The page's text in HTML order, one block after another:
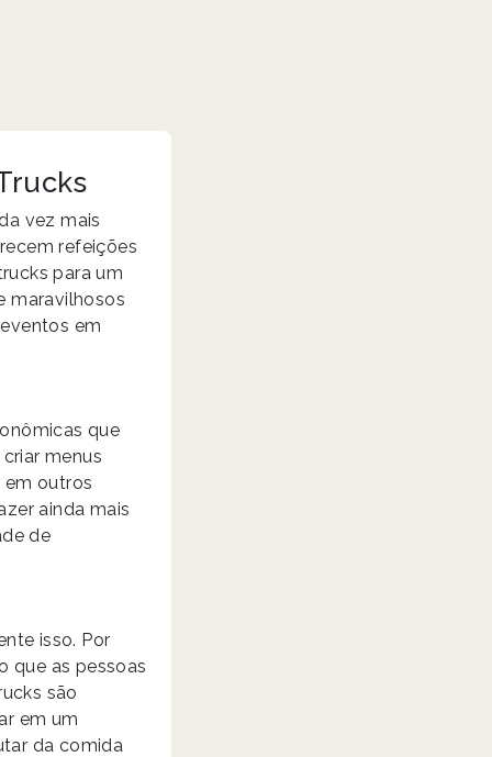
vez mais
refeições
para um
maravilhosos
em
que
menus
em outros
ainda mais
de
isso. Por
que as pessoas
são
em um
da comida